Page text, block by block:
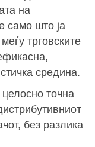
на
само што ја
трговските
средина.
точна
без разлика